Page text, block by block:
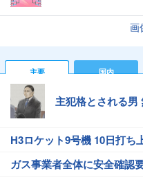
画
主要 国内
主犯格とされる男
H3ロケット9号機 10日打ち
ガス事業者全体に安全確認